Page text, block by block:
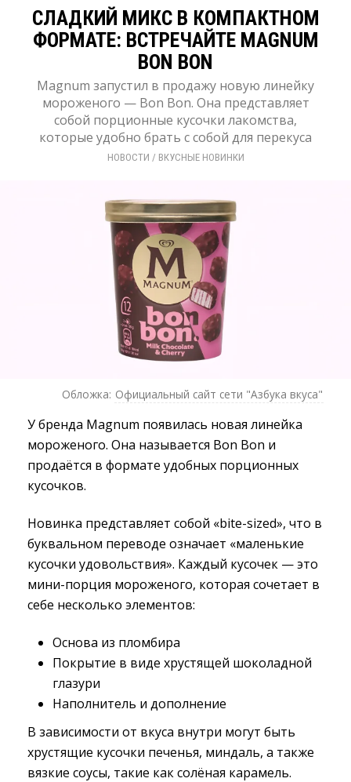
СЛАДКИЙ МИКС В КОМПАКТНОМ
ФОРМАТЕ: ВСТРЕЧАЙТЕ MAGNUM
BON BON
Magnum запустил в продажу новую линейку
мороженого — Bon Bon. Она представляет
собой порционные кусочки лакомства,
которые удобно брать с собой для перекуса
НОВОСТИ / ВКУСНЫЕ НОВИНКИ
Обложка: Официальный сайт сети "Азбука вкуса"
У бренда Magnum появилась новая линейка
мороженого. Она называется Bon Bon и
продаётся в формате удобных порционных
кусочков.
Новинка представляет собой «bite-sized», что в
буквальном переводе означает «маленькие
кусочки удовольствия». Каждый кусочек — это
мини-порция мороженого, которая сочетает в
себе несколько элементов:
Основа из пломбира
Покрытие в виде хрустящей шоколадной
глазури
Наполнитель и дополнение
В зависимости от вкуса внутри могут быть
хрустящие кусочки печенья, миндаль, а также
вязкие соусы, такие как солёная карамель.